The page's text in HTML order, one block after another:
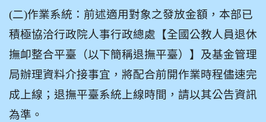
(二)作業系統：前述適用對象之發放金額，本部已
積極協洽行政院人事行政總處【全國公教人員退休
撫卹整合平臺（以下簡稱退撫平臺）】及基金管理
局辦理資料介接事宜，將配合前開作業時程儘速完
成上線；退撫平臺系統上線時間，請以其公告資訊
為準。